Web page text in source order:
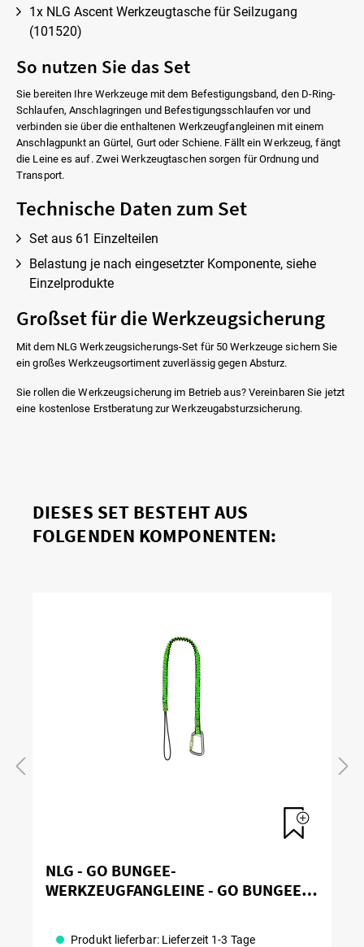
1x NLG Ascent Werkzeugtasche für Seilzugang
(101520)
So nutzen Sie das Set
Sie bereiten Ihre Werkzeuge mit dem Befestigungsband, den D-Ring-
Schlaufen, Anschlagringen und Befestigungsschlaufen vor und
verbinden sie über die enthaltenen Werkzeugfangleinen mit einem
Anschlagpunkt an Gürtel, Gurt oder Schiene. Fällt ein Werkzeug, fängt
die Leine es auf. Zwei Werkzeugtaschen sorgen für Ordnung und
Transport.
Technische Daten zum Set
Set aus 61 Einzelteilen
Belastung je nach eingesetzter Komponente, siehe
Einzelprodukte
Großset für die Werkzeugsicherung
Mit dem NLG Werkzeugsicherungs-Set für 50 Werkzeuge sichern Sie
ein großes Werkzeugsortiment zuverlässig gegen Absturz.
Sie rollen die Werkzeugsicherung im Betrieb aus? Vereinbaren Sie jetzt
eine kostenlose Erstberatung zur Werkzeugabsturzsicherung.
DIESES SET BESTEHT AUS
FOLGENDEN KOMPONENTEN:
NLG - GO BUNGEE-
WERKZEUGFANGLEINE - GO BUNGEE
Produkt lieferbar: Lieferzeit 1-3 Tage